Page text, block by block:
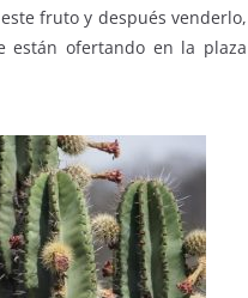
fruto y después venderlo,
están ofertando en la plaza